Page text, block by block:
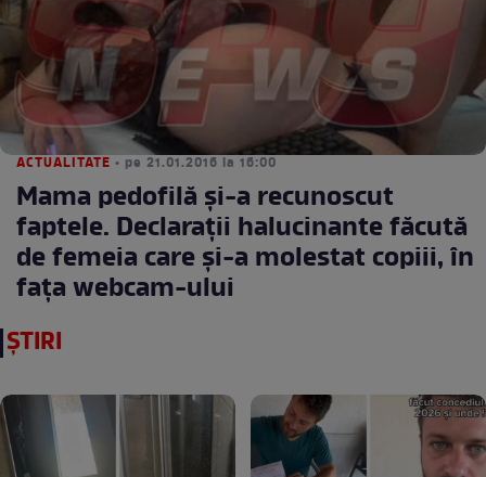
ACTUALITATE • pe 21.01.2016 la 16:00
Mama pedofilă şi-a recunoscut
faptele. Declaraţii halucinante făcută
de femeia care şi-a molestat copiii, în
faţa webcam-ului
ȘTIRI